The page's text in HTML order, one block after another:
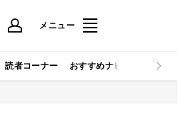
メニュー
読者コーナー おすすめナビ マイナビ